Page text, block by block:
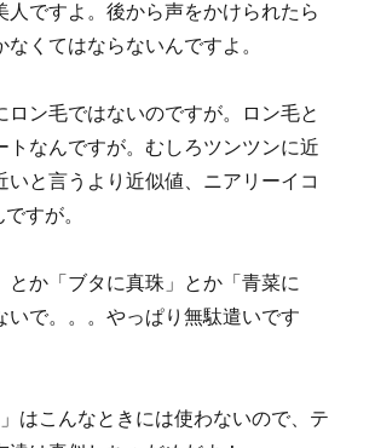
人ですよ。後から声をかけられたら
なくてはならないんですよ。
ロン毛ではないのですが。ロン毛と
トなんですが。むしろツンツンに近
いと言うより近似値、ニアリーイコ
すが。
とか「ブタに真珠」とか「青菜に
いで。。。やっぱり無駄遣いです
はこんなときには使わないので、テ